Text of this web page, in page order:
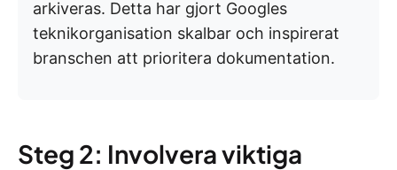
arkiveras. Detta har gjort Googles
teknikorganisation skalbar och inspirerat
branschen att prioritera dokumentation.
Steg 2: Involvera viktiga